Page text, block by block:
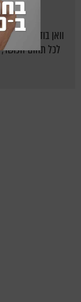
וואן בודי - אתר
לכל תחום הכושר,